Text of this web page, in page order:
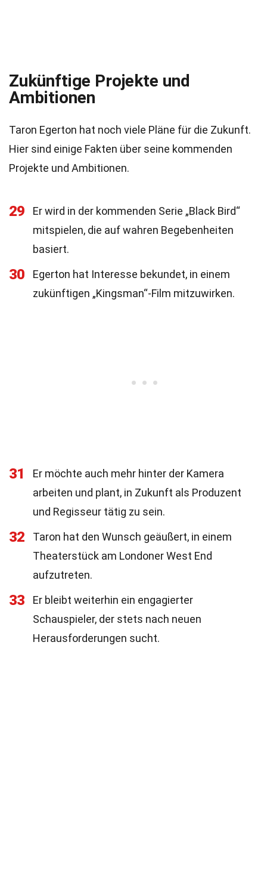
Zukünftige Projekte und
Ambitionen
Taron Egerton hat noch viele Pläne für die Zukunft.
Hier sind einige Fakten über seine kommenden
Projekte und Ambitionen.
29
Er wird in der kommenden Serie „Black Bird“
mitspielen, die auf wahren Begebenheiten
basiert.
30
Egerton hat Interesse bekundet, in einem
zukünftigen „Kingsman“-Film mitzuwirken.
31
Er möchte auch mehr hinter der Kamera
arbeiten und plant, in Zukunft als Produzent
und Regisseur tätig zu sein.
32
Taron hat den Wunsch geäußert, in einem
Theaterstück am Londoner West End
aufzutreten.
33
Er bleibt weiterhin ein engagierter
Schauspieler, der stets nach neuen
Herausforderungen sucht.